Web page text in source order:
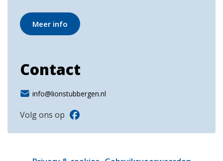
Meer info
Contact
info@lionstubbergen.nl
Volg ons op